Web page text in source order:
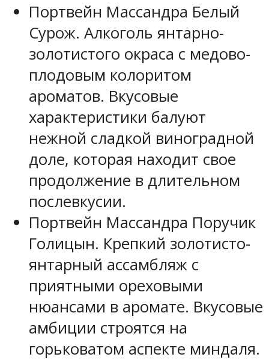
Портвейн Массандра Белый
Сурож. Алкоголь янтарно-
золотистого окраса с медово-
плодовым колоритом
ароматов. Вкусовые
характеристики балуют
нежной сладкой виноградной
доле, которая находит свое
продолжение в длительном
послевкусии.
Портвейн Массандра Поручик
Голицын. Крепкий золотисто-
янтарный ассамбляж с
приятными ореховыми
нюансами в аромате. Вкусовые
амбиции строятся на
горьковатом аспекте миндаля.